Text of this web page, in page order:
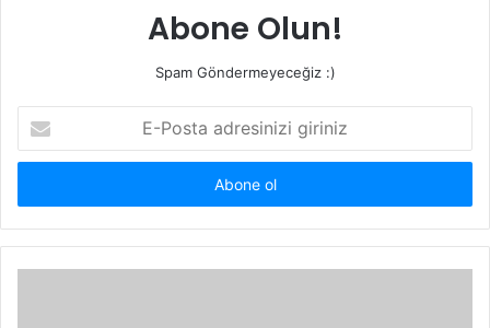
Abone Olun!
Spam Göndermeyeceğiz :)
Posta
adresinizi